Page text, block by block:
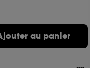
au panier